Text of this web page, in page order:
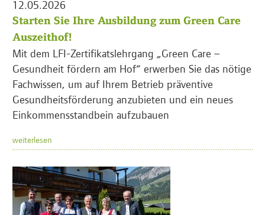
12.05.2026
Starten Sie Ihre Ausbildung zum Green Care
Auszeithof!
Mit dem LFI-Zertifikatslehrgang „Green Care –
Gesundheit fördern am Hof“ erwerben Sie das nötige
Fachwissen, um auf Ihrem Betrieb präventive
Gesundheitsförderung anzubieten und ein neues
Einkommensstandbein aufzubauen
weiterlesen